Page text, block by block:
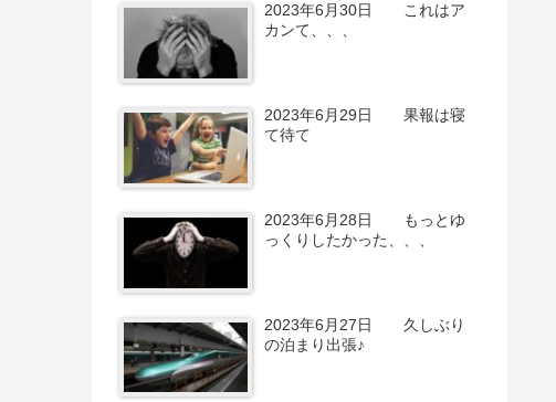
2023年6月30日 これはア
カンて、、、
2023年6月29日 果報は寝
て待て
2023年6月28日 もっとゆ
っくりしたかった、、、
2023年6月27日 久しぶり
の泊まり出張♪